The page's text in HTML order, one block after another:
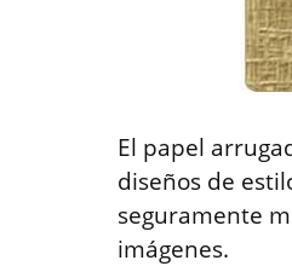
El papel
diseños de
seguramente
imágenes.